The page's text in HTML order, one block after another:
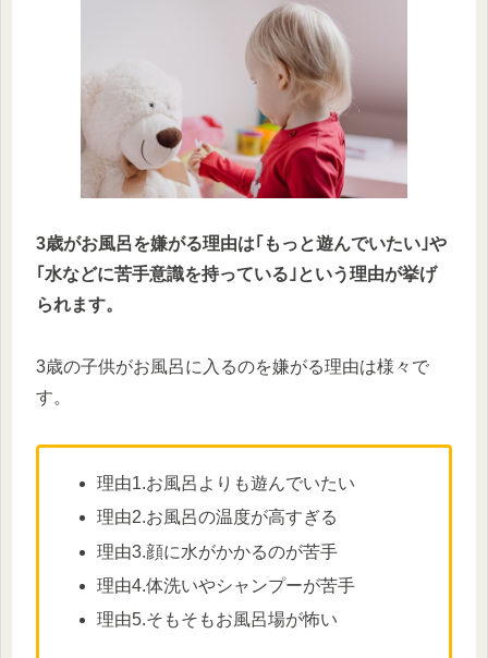
3歳がお風呂を嫌がる理由は｢もっと遊んでいたい｣や
｢水などに苦手意識を持っている｣という理由が挙げ
られます。
3歳の子供がお風呂に入るのを嫌がる理由は様々で
す。
理由1.お風呂よりも遊んでいたい
理由2.お風呂の温度が高すぎる
理由3.顔に水がかかるのが苦手
理由4.体洗いやシャンプーが苦手
理由5.そもそもお風呂場が怖い